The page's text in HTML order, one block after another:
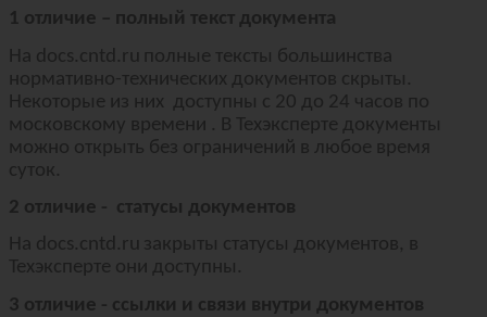
1 отличие – полный текст документа
На docs.cntd . ru полные тексты большинства
нормативно-технических документов скрыты.
Некоторые из них доступны с 20 до 24 часов по
московскому времени . В Техэксперте документы
можно открыть без ограничений в любое время
суток.
2 отличие - статусы документов
На docs.cntd . ru закрыты статусы документов, в
Техэксперте они доступны.
3 отличие - ссылки и связи внутри документов